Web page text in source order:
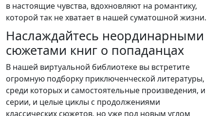
в настоящие чувства, вдохновляют на романтику,
которой так не хватает в нашей суматошной жизни.
Наслаждайтесь неординарными
сюжетами книг о попаданцах
В нашей виртуальной библиотеке вы встретите
огромную подборку приключенческой литературы,
среди которых и самостоятельные произведения, и
серии, и целые циклы с продолжениями
классических сюжетов, но уже под новым углом